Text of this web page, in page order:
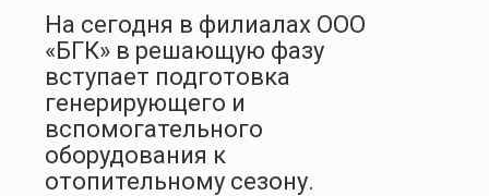
На сегодня в филиалах ООО
«БГК» в решающую фазу
вступает подготовка
генерирующего и
вспомогательного
оборудования к
отопительному сезону.